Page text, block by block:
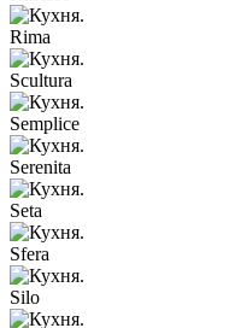
Rima
Scultura
Semplice
Serenita
Seta
Sfera
Silo